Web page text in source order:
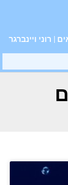
| רוני ויינברגר